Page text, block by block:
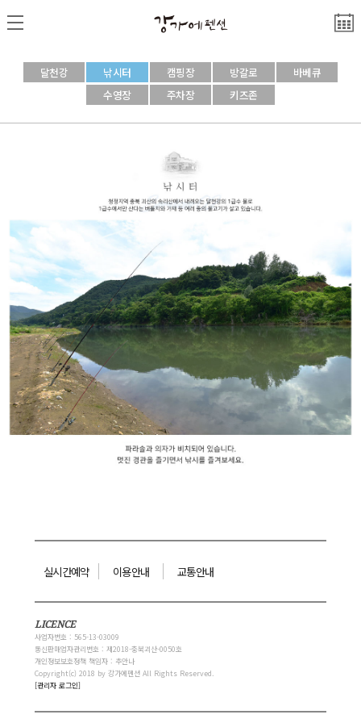
달천강 낚시터 캠핑장 방갈로
바베큐
수영장
주차장 키즈존
실시간예약 이용안내 교통안내
LICENCE
사업자번호 : 565-13-03009
통신판매업자관리번호 : 제2018-충북괴산-0050호
개인정보보호정책 책임자 : 추안나
Copyright(c) 2018 by 강가에펜션 All Rights Reserved.
[관리자 로그인]